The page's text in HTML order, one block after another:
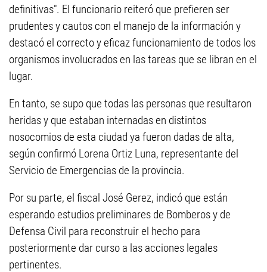
definitivas". El funcionario reiteró que prefieren ser
prudentes y cautos con el manejo de la información y
destacó el correcto y eficaz funcionamiento de todos los
organismos involucrados en las tareas que se libran en el
lugar.
En tanto, se supo que todas las personas que resultaron
heridas y que estaban internadas en distintos
nosocomios de esta ciudad ya fueron dadas de alta,
según confirmó Lorena Ortiz Luna, representante del
Servicio de Emergencias de la provincia.
Por su parte, el fiscal José Gerez, indicó que están
esperando estudios preliminares de Bomberos y de
Defensa Civil para reconstruir el hecho para
posteriormente dar curso a las acciones legales
pertinentes.